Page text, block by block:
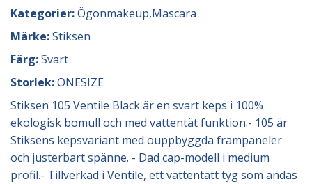
Kategorier:Ögonmakeup,Mascara
Märke:Stiksen
Färg:Svart
Storlek:ONESIZE
Stiksen 105 Ventile Black är en svart keps i 100%
ekologisk bomull och med vattentät funktion.- 105 är
Stiksens kepsvariant med ouppbyggda frampaneler
och justerbart spänne. - Dad cap-modell i medium
profil.- Tillverkad i Ventile, ett vattentätt tyg som andas